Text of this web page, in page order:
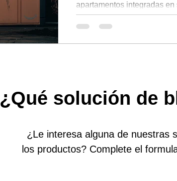
apartamentos integradas
propiedad, lo que permite
¿Qué solución de
¿Le interesa alguna de nuestras
los productos? Complete el